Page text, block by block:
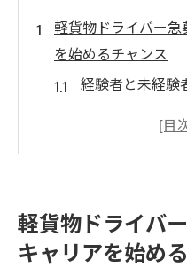
軽貨物ドライバー
を始めるチャンス
経験者と未経験
フリーランス
初期費用無しで
件
軽貨物ドライバ
キャリアを始め